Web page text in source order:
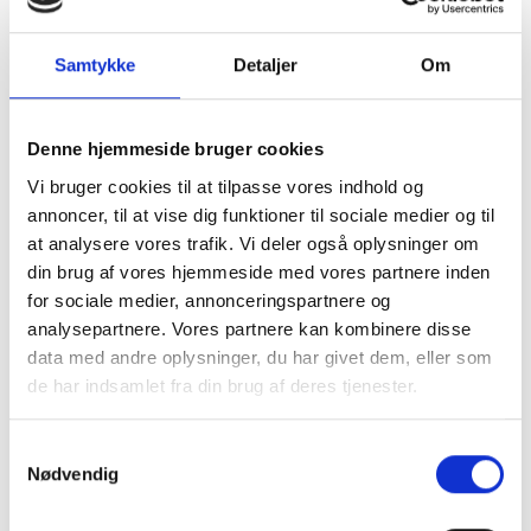
Samtykke Detaljer Om
Denne hjemmeside bruger cookies
Vi bruger cookies til at tilpasse vores indhold og
annoncer, til at vise dig funktioner til sociale medier og til
at analysere vores trafik. Vi deler også oplysninger om
din brug af vores hjemmeside med vores partnere inden
for sociale medier, annonceringspartnere og
analysepartnere. Vores partnere kan kombinere disse
data med andre oplysninger, du har givet dem, eller som
de har indsamlet fra din brug af deres tjenester.
Nødvendig
biler, elbiler og varevogne. Alle vores udlejningssteder
langtidsleje, og flere lokationer har mulighed for
døgnreturnering samt leje af elbiler og varevogne.
Lej den bil, der passer til dit
behov
Hos Europcar kan du vælge mellem mange forskellige
Små økonomibiler
Familiebiler
Premium- og luksusbiler